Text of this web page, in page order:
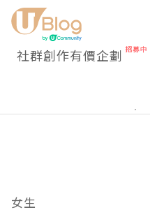
社群創作有價企劃
女生